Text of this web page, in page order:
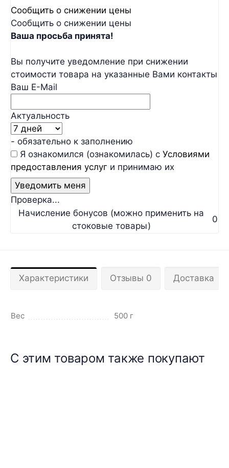
Сообщить о снижении цены
Сообщить о снижении цены
Ваша просьба принята!
Вы получите уведомление при снижении
стоимости товара на указанные Вами контакты
Ваш E-Mail
Актуальность
- обязательно к заполнению
Я ознакомился (ознакомилась) с Условиями
предоставления услуг и принимаю их
Проверка...
Начисление бонусов (можно применить на
стоковые товары)
0
Характеристики Отзывы 0 Доставка
Вес 500 г
С этим товаром также покупают